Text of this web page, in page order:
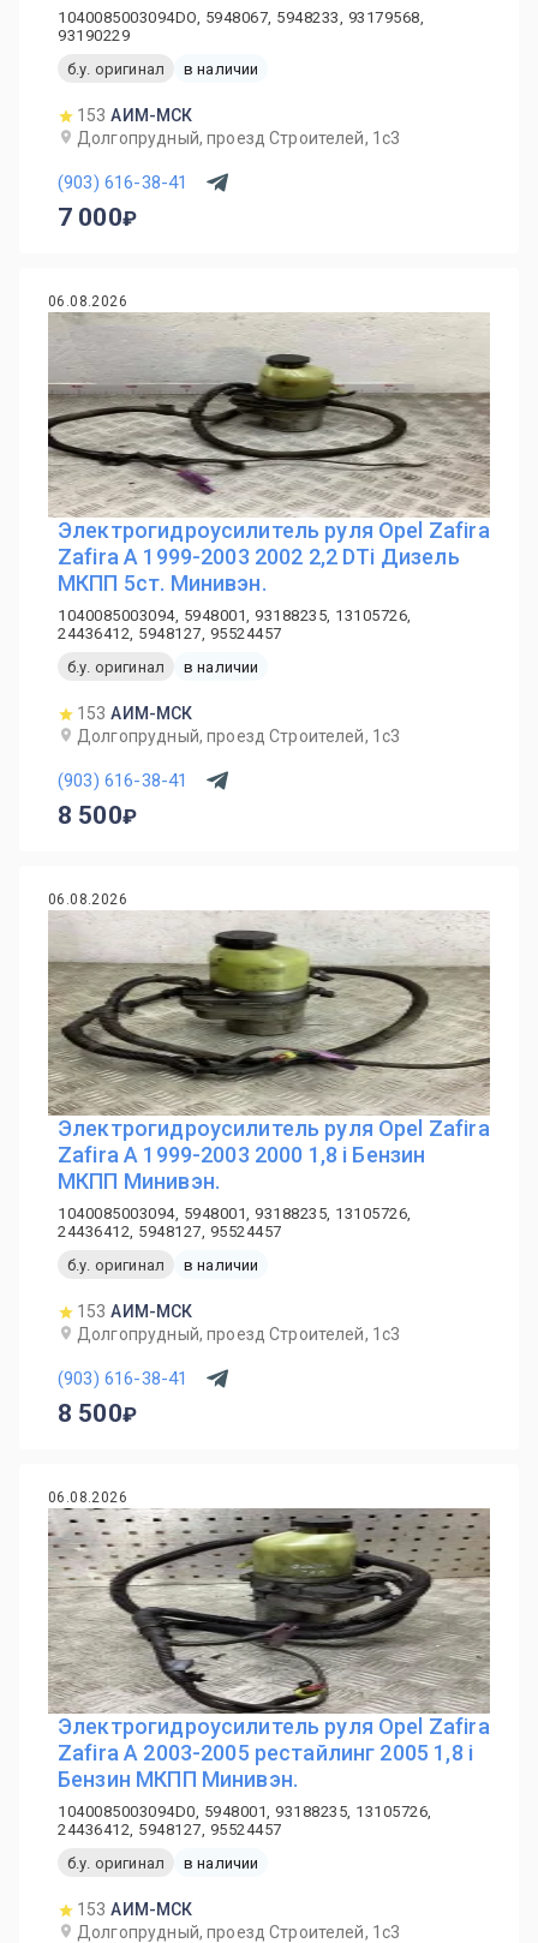
1040085003094DO, 5948067, 5948233, 93179568,
93190229
б.у. оригинал
в наличии
153 АИМ-МСК
Долгопрудный, проезд Строителей, 1с3
(903) 616-38-41
7 000
06.08.2026
Электрогидроусилитель руля Opel Zafira
Zafira A 1999-2003 2002 2,2 DTi Дизель
МКПП 5ст. Минивэн.
1040085003094, 5948001, 93188235, 13105726,
24436412, 5948127, 95524457
б.у. оригинал
в наличии
153 АИМ-МСК
Долгопрудный, проезд Строителей, 1с3
(903) 616-38-41
8 500
06.08.2026
Электрогидроусилитель руля Opel Zafira
Zafira A 1999-2003 2000 1,8 i Бензин
МКПП Минивэн.
1040085003094, 5948001, 93188235, 13105726,
24436412, 5948127, 95524457
б.у. оригинал
в наличии
153 АИМ-МСК
Долгопрудный, проезд Строителей, 1с3
(903) 616-38-41
8 500
06.08.2026
Электрогидроусилитель руля Opel Zafira
Zafira A 2003-2005 рестайлинг 2005 1,8 i
Бензин МКПП Минивэн.
1040085003094D0, 5948001, 93188235, 13105726,
24436412, 5948127, 95524457
б.у. оригинал
в наличии
153 АИМ-МСК
Долгопрудный, проезд Строителей, 1с3